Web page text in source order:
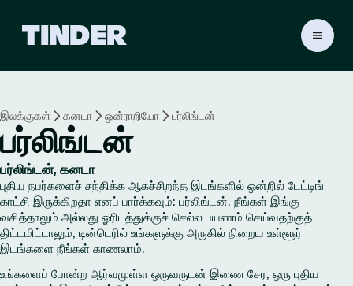
ம்
இலக்குகள் கனடா ஒன்ராறியோ பர்லிங்டன்
பர்லிங்டன்
பர்லிங்டன், கனடா
புதிய நபர்களைச் சந்திக்க ஆகச்சிறந்த இடங்களில் ஒன்றில் டேட்டிங்
காட்சி இருக்கிறதா எனப் பார்க்கவும்: பர்லிங்டன். நீங்கள் இங்கு
வசித்தாலும் அல்லது ஓரிடத்துக்குச் செல்ல பயணம் செய்வதற்குத்
திட்டமிட்டாலும், டின்டெரில் உங்களுக்கு அருகில் நிறைய உள்ளூர்
இடங்களை நீங்கள் காணலாம்.
உங்களைப் போன்ற ஆர்வமுள்ள ஒருவருடன் இணை சேர, ஒரு புதிய